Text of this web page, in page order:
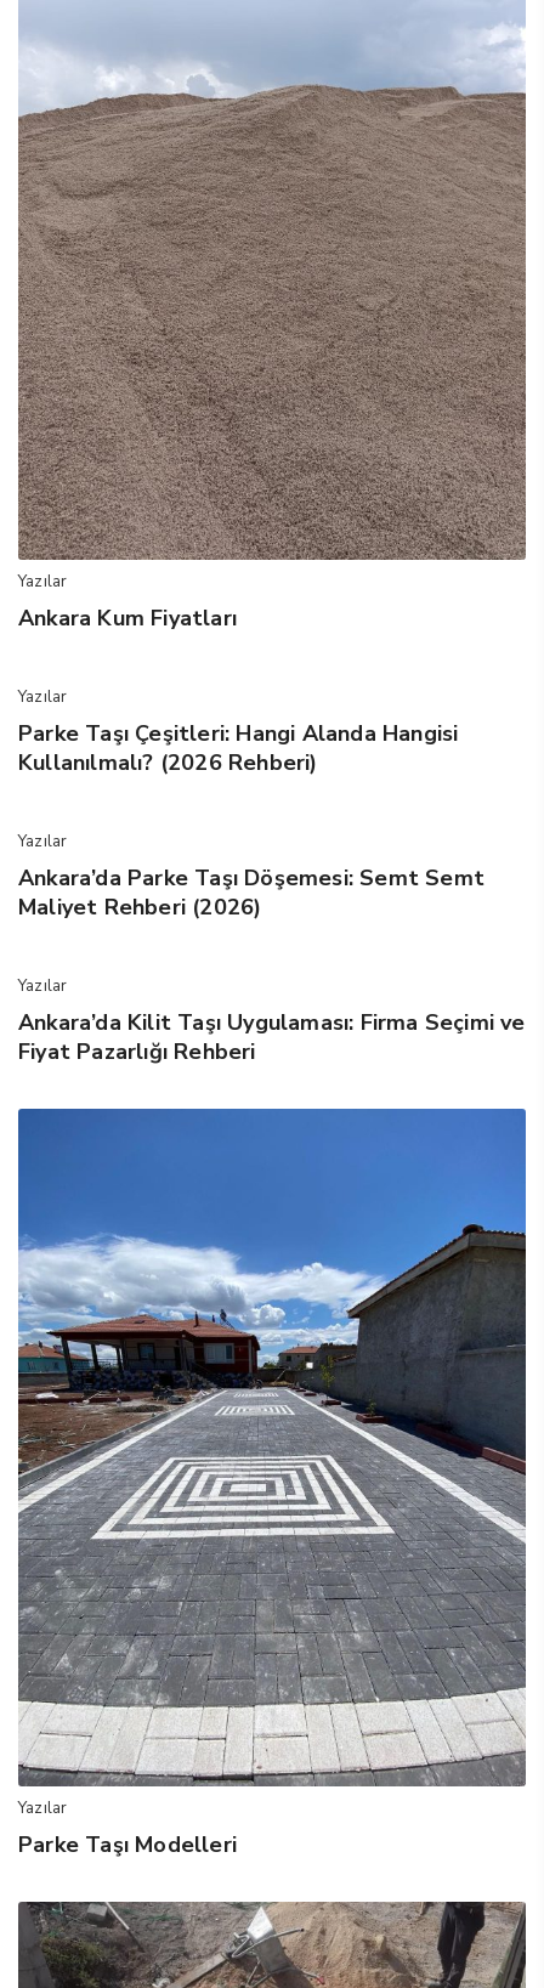
Yazılar
Ankara Kum Fiyatları
Yazılar
Parke Taşı Çeşitleri: Hangi Alanda Hangisi
Kullanılmalı? (2026 Rehberi)
Yazılar
Ankara’da Parke Taşı Döşemesi: Semt Semt
Maliyet Rehberi (2026)
Yazılar
Ankara’da Kilit Taşı Uygulaması: Firma Seçimi ve
Fiyat Pazarlığı Rehberi
Yazılar
Parke Taşı Modelleri